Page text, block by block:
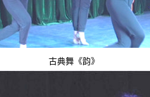
古典舞《韵》